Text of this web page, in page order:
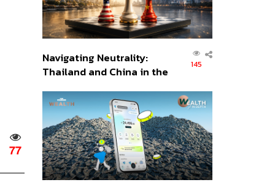
77
Navigating Neutrality:
Thailand and China in the
Order
145